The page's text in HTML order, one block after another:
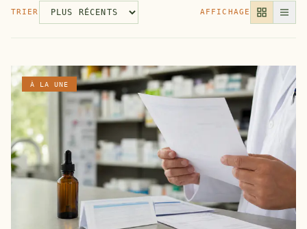
TRIER AFFICHAGE
À LA UNE